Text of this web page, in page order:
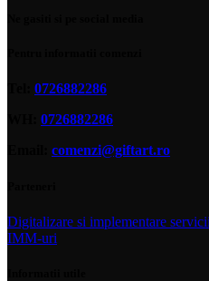
0726882286
0726882286
comenzi@giftart.ro
Digitalizare si implementare
IMM-uri